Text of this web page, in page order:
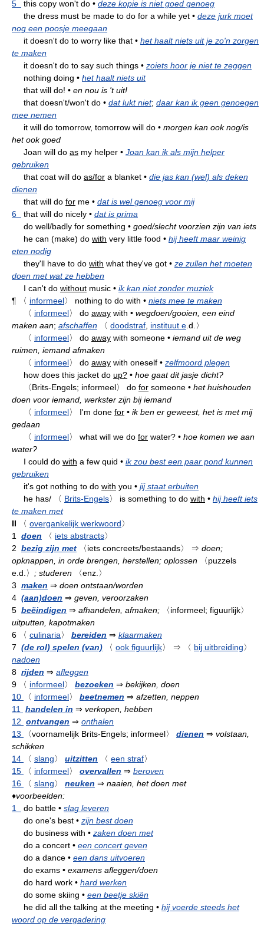
5 this copy won't do • deze kopie is niet goed genoeg
the dress must be made to do for a while yet • deze jurk moet
nog een poosje meegaan
it doesn't do to worry like that • het haalt niets uit je zo'n zorgen
te maken
it doesn't do to say such things • zoiets hoor je niet te zeggen
nothing doing • het haalt niets uit
that will do! • en nou is 't uit!
that doesn't/won't do • dat lukt niet; daar kan ik geen genoegen
mee nemen
it will do tomorrow, tomorrow will do • morgen kan ook nog/is
het ook goed
Joan will do as my helper • Joan kan ik als mijn helper
gebruiken
that coat will do as/for a blanket • die jas kan (wel) als deken
dienen
that will do for me • dat is wel genoeg voor mij
6
that will do nicely • dat is prima
do well/badly for something • goed/slecht voorzien zijn van iets
he can (make) do with very little food • hij heeft maar weinig
eten nodig
they'll have to do with what they've got • ze zullen het moeten
doen met wat ze hebben
I can't do without music • ik kan niet zonder muziek
¶
〈 informeel〉 nothing to do with • niets mee te maken
〈 informeel〉 do away with • wegdoen/gooien, een eind
maken aan; afschaffen 〈 doodstraf instituut e .d.〉
〈 informeel〉 do away with someone • iemand uit de weg
ruimen, iemand afmaken
〈 informeel〉 do away with oneself • zelfmoord plegen
how does this jacket do up? • hoe gaat dit jasje dicht?
〈Brits-Engels; informeel〉 do for someone • het huishouden
doen voor iemand, werkster zijn bij iemand
〈 informeel〉 I'm done for • ik ben er geweest, het is met mij
gedaan
〈 informeel〉 what will we do for water? • hoe komen we aan
water?
I could do with a few quid • ik zou best een paar pond kunnen
gebruiken
it's got nothing to do with you • jij staat erbuiten
he has/
〈 Brits-Engels〉 is something to do with • hij heeft iets
te maken met
II
〈 overgankelijk werkwoord〉
1
doen 〈 iets abstracts〉
2 bezig zijn met 〈iets concreets/bestaands〉 ⇒ doen;
opknappen, in orde brengen, herstellen; oplossen
〈puzzels
e.d.〉
; studeren
〈enz.〉
3 maken ⇒ doen ontstaan/worden
4 (aan)doen ⇒ geven, veroorzaken
5 beëindigen ⇒ afhandelen, afmaken;
〈informeel; figuurlijk〉
uitputten, kapotmaken
6
〈 culinaria〉 bereiden ⇒ klaarmaken
7 (de rol) spelen (van) 〈 ook figuurlijk〉 ⇒ 〈 bij uitbreiding〉
nadoen
8 rijden ⇒ afleggen
9
〈 informeel〉 bezoeken ⇒ bekijken, doen
10
〈 informeel〉 beetnemen ⇒ afzetten, neppen
11
handelen in ⇒ verkopen, hebben
12 ontvangen ⇒ onthalen
13
〈voornamelijk Brits-Engels; informeel〉 dienen ⇒ volstaan,
schikken
14
〈 slang〉 uitzitten 〈 een straf〉
15
〈 informeel〉 overvallen ⇒ beroven
16
〈 slang〉 neuken ⇒ naaien, het doen met
♦voorbeelden:
1
do battle • slag leveren
do one's best • zijn best doen
do business with • zaken doen met
do a concert • een concert geven
do a dance • een dans uitvoeren
do exams • examens afleggen/doen
do hard work • hard werken
do some skiing • een beetje skiën
he did all the talking at the meeting • hij voerde steeds het
woord op de vergadering